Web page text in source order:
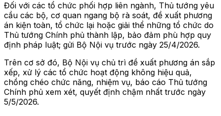
Đối với các tổ chức phối hợp liên ngành, Thủ tướng yêu
cầu các bộ, cơ quan ngang bộ rà soát, đề xuất phương
án kiện toàn, tổ chức lại hoặc giải thể những tổ chức do
Thủ tướng Chính phủ thành lập, bảo đảm phù hợp quy
định pháp luật; gửi Bộ Nội vụ trước ngày 25/4/2026.
Trên cơ sở đó, Bộ Nội vụ chủ trì đề xuất phương án sắp
xếp, xử lý các tổ chức hoạt động không hiệu quả,
chồng chéo chức năng, nhiệm vụ, báo cáo Thủ tướng
Chính phủ xem xét, quyết định chậm nhất trước ngày
5/5/2026.